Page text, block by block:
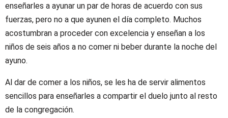
enseñarles a ayunar un par de horas de acuerdo con sus
fuerzas, pero no a que ayunen el día completo. Muchos
acostumbran a proceder con excelencia y enseñan a los
niños de seis años a no comer ni beber durante la noche del
ayuno.
Al dar de comer a los niños, se les ha de servir alimentos
sencillos para enseñarles a compartir el duelo junto al resto
de la congregación.